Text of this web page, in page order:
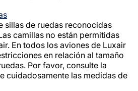
sillas de ruedas reconocidas
camillas no están permitidas
En todos los aviones de Luxair
en relación al tamaño
Por favor, consulte la
cuidadosamente las medidas de